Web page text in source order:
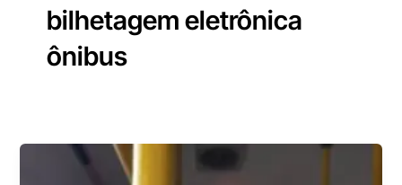
bilhetagem eletrônica
ônibus